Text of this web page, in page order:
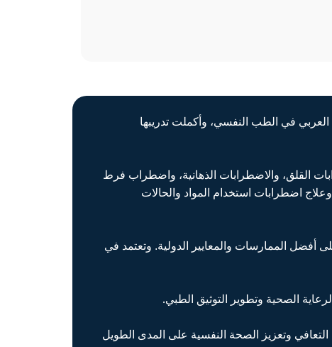
حاصلة على البورد العربي في الطب النفسي، وأكملت تدريبها
القلق، والاضطرابات الذهانية، واضطراب فرط
اضطرابات استخدام المواد والحالات
الممارسات والمعايير الدولية. وتعتمد في
الصحية وتطوير التوثيق الطبي.
وتعزيز الصحة النفسية على المدى الطويل